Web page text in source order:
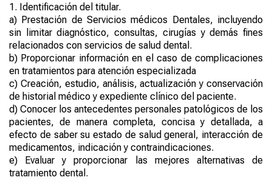
1. Identificación del titular.
a) Prestación de Servicios médicos Dentales, incluyendo
sin limitar diagnóstico, consultas, cirugías y demás fines
relacionados con servicios de salud dental.
b) Proporcionar información en el caso de complicaciones
en tratamientos para atención especializada
c) Creación, estudio, análisis, actualización y conservación
de historial médico y expediente clínico del paciente.
d) Conocer los antecedentes personales patológicos de los
pacientes, de manera completa, concisa y detallada, a
efecto de saber su estado de salud general, interacción de
medicamentos, indicación y contraindicaciones.
e) Evaluar y proporcionar las mejores alternativas de
tratamiento dental.